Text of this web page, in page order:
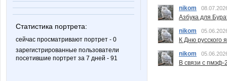
Статистика портрета:
сейчас просматривают портрет - 0
зарегистрированные пользователи
посетившие портрет за 7 дней - 91
nikom
Азбука для
nikom
К Дню русского
nikom
В связи с пмэф-